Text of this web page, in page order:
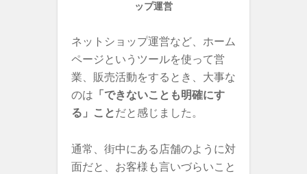
ップ運営
ネットショップ運営など、ホーム
ページというツールを使って営
業、販売活動をするとき、大事な
のは 「できないことも明確にす
る」ことだと感じました。
通常、街中にある店舗のように対
面だと、お客様も言いづらいこと